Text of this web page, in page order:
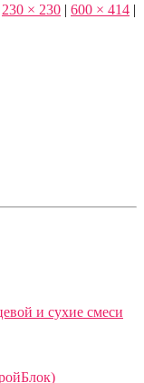
230 × 230 | 600 × 414 |
и сухие смеси